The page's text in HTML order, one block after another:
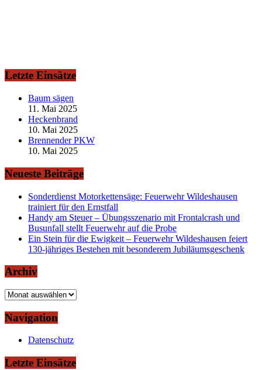
Letzte Einsätze
Baum sägen
11. Mai 2025
Heckenbrand
10. Mai 2025
Brennender PKW
10. Mai 2025
Neueste Beiträge
Sonderdienst Motorkettensäge: Feuerwehr Wildeshausen
trainiert für den Ernstfall
Handy am Steuer – Übungsszenario mit Frontalcrash und
Busunfall stellt Feuerwehr auf die Probe
Ein Stein für die Ewigkeit – Feuerwehr Wildeshausen feiert
130-jähriges Bestehen mit besonderem Jubiläumsgeschenk
Archiv
Archiv
Navigation
Datenschutz
Letzte Einsätze